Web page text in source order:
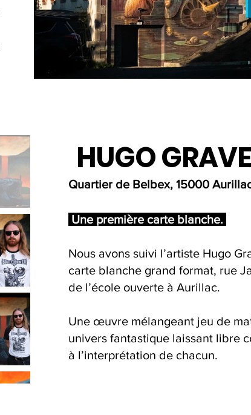
HUGO
Quartier de Belbex, 15000
Une première carte blanche.
Nous avons suivi l’artiste Hugo
carte blanche grand format, rue
de l’école ouverte à Aurillac.
Une œuvre mélangeant jeu de
univers fantastique laissant libre
à l’interprétation de chacun.